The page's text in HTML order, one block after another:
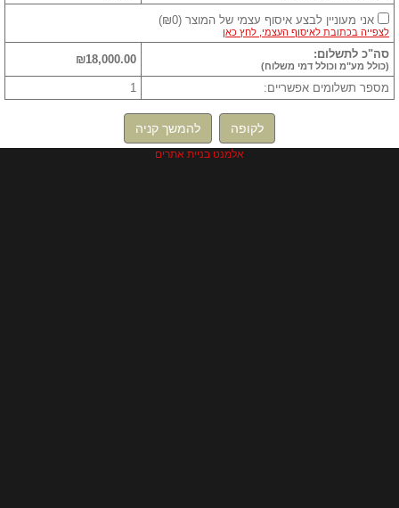
אני מעוניין לבצע איסוף עצמי של המוצר (
₪0
)
לצפייה בכתובת לאיסוף העצמי, לחץ כאן
סה"כ לתשלום:
(כולל מע"מ וכולל דמי משלוח) ₪18,000.00
מספר תשלומים אפשריים: 1
לקופה להמשך קניה
אלמנט בניית אתרים